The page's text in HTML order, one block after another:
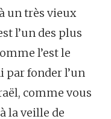
un très vieux
l’un des plus
l’est le
fonder l’un
comme vous
la veille de